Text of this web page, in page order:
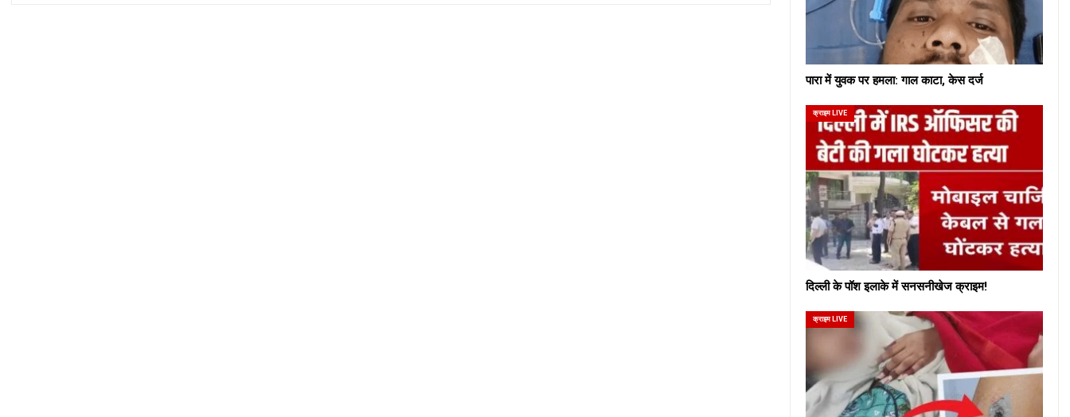
पारा में युवक पर हमला: गाल काटा, केस दर्ज
क्राइम LIVE
दिल्ली के पॉश इलाके में सनसनीखेज क्राइम!
क्राइम LIVE